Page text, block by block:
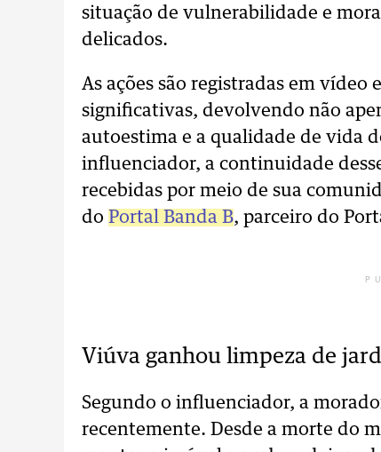
situação de vulnerabilidade e
delicados.
As ações são registradas em
significativas, devolvendo não
autoestima e a qualidade de vida
influenciador, a continuidade
recebidas por meio de sua
do Portal Banda B, parceiro do
Viúva ganhou limpeza de
Segundo o influenciador, a
recentemente. Desde a morte do